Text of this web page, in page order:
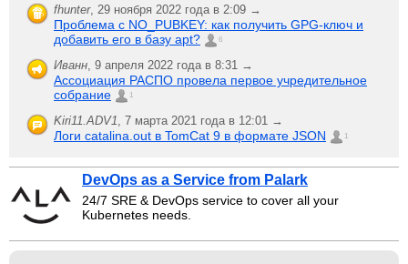
fhunter, 29 ноября 2022 года в 2:09 →
Проблема с NO_PUBKEY: как получить GPG-ключ и
добавить его в базу apt?
6
Иванн, 9 апреля 2022 года в 8:31 →
Ассоциация РАСПО провела первое учредительное
собрание
1
Kiri11.ADV1, 7 марта 2021 года в 12:01 →
Логи catalina.out в TomCat 9 в формате JSON 1
DevOps as a Service from Palark
24/7 SRE & DevOps service to cover all your
Kubernetes needs.